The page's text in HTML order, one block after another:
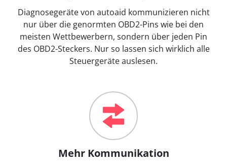
Diagnosegeräte von autoaid kommunizieren nicht
nur über die genormten OBD2-Pins wie bei den
meisten Wettbewerbern, sondern über jeden Pin
des OBD2-Steckers. Nur so lassen sich wirklich alle
Steuergeräte auslesen.
Mehr Kommunikation